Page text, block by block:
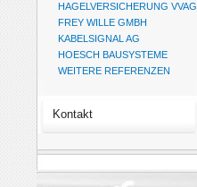
HAGELVERSICHERUNG VVAG
FREY WILLE GMBH
KABELSIGNAL AG
HOESCH BAUSYSTEME
WEITERE REFERENZEN
Kontakt